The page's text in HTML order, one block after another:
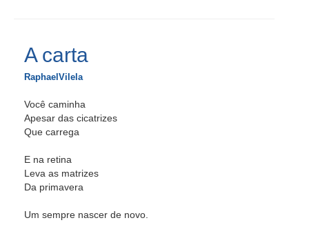
A carta
RaphaelVilela
Você caminha
Apesar das cicatrizes
Que carrega
E na retina
Leva as matrizes
Da primavera
Um sempre nascer de novo.